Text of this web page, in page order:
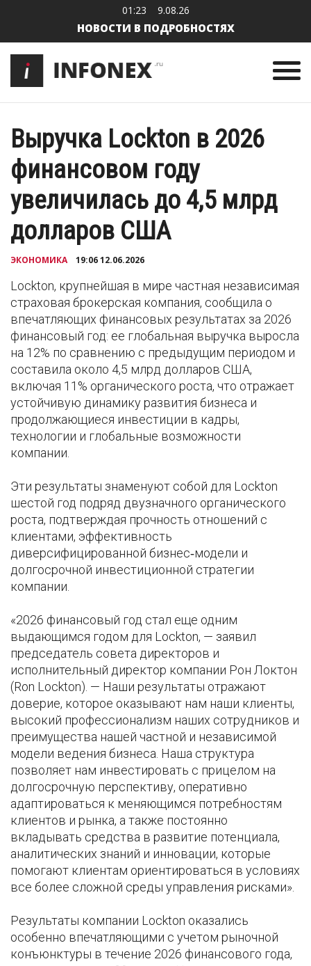
01:23 9.08.26
НОВОСТИ В ПОДРОБНОСТЯХ
Выручка Lockton в 2026
финансовом году
увеличилась до 4,5 млрд
долларов США
ЭКОНОМИКА 19:06 12.06.2026
Lockton, крупнейшая в мире частная независимая
страховая брокерская компания, сообщила о
впечатляющих финансовых результатах за 2026
финансовый год: ее глобальная выручка выросла
на 12% по сравнению с предыдущим периодом и
составила около 4,5 млрд долларов США,
включая 11% органического роста, что отражает
устойчивую динамику развития бизнеса и
продолжающиеся инвестиции в кадры,
технологии и глобальные возможности
компании.
Эти результаты знаменуют собой для Lockton
шестой год подряд двузначного органического
роста, подтверждая прочность отношений с
клиентами, эффективность
диверсифицированной бизнес‑модели и
долгосрочной инвестиционной стратегии
компании.
«2026 финансовый год стал еще одним
выдающимся годом для Lockton, — заявил
председатель совета директоров и
исполнительный директор компании Рон Локтон
(Ron Lockton). — Наши результаты отражают
доверие, которое оказывают нам наши клиенты,
высокий профессионализм наших сотрудников и
преимущества нашей частной и независимой
модели ведения бизнеса. Наша структура
позволяет нам инвестировать с прицелом на
долгосрочную перспективу, оперативно
адаптироваться к меняющимся потребностям
клиентов и рынка, а также постоянно
вкладывать средства в развитие потенциала,
аналитических знаний и инновации, которые
помогают клиентам ориентироваться в условиях
все более сложной среды управления рисками».
Результаты компании Lockton оказались
особенно впечатляющими с учетом рыночной
конъюнктуры в течение 2026 финансового года,